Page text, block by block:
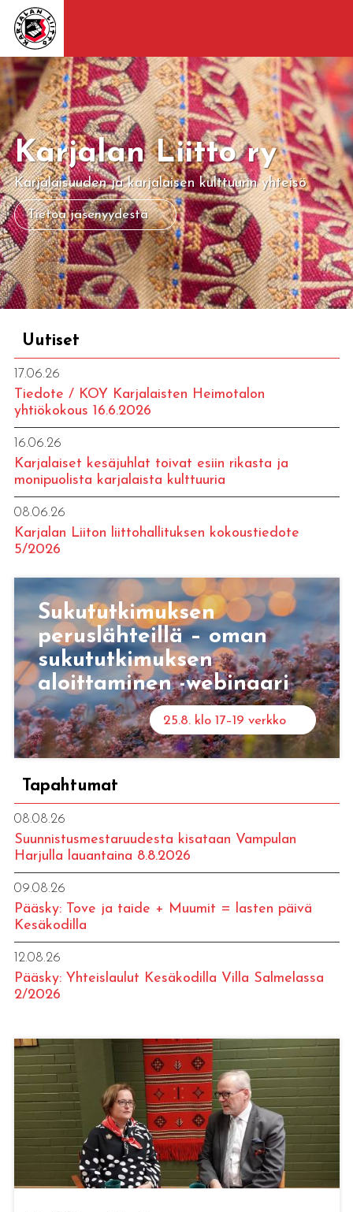
Karjalan Liitto ry
Karjalaisuuden ja karjalaisen kulttuurin yhteisö
Tietoa jäsenyydestä
Uutiset
17.06.26
Tiedote / KOY Karjalaisten Heimotalon
yhtiökokous 16.6.2026
16.06.26
Karjalaiset kesäjuhlat toivat esiin rikasta ja
monipuolista karjalaista kulttuuria
08.06.26
Karjalan Liiton liittohallituksen kokoustiedote
5/2026
Sukututkimuksen
peruslähteillä – oman
sukututkimuksen
aloittaminen -webinaari
25.8. klo 17–19 verkko
Tapahtumat
08.08.26
Suunnistusmestaruudesta kisataan Vampulan
Harjulla lauantaina 8.8.2026
09.08.26
Pääsky: Tove ja taide + Muumit = lasten päivä
Kesäkodilla
12.08.26
Pääsky: Yhteislaulut Kesäkodilla Villa Salmelassa
2/2026